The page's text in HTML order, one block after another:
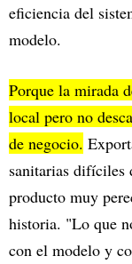
eficiencia del
modelo.
Porque la mirada
local pero no
de negocio.
sanitarias difíciles
producto muy
historia. "Lo que
con el modelo y